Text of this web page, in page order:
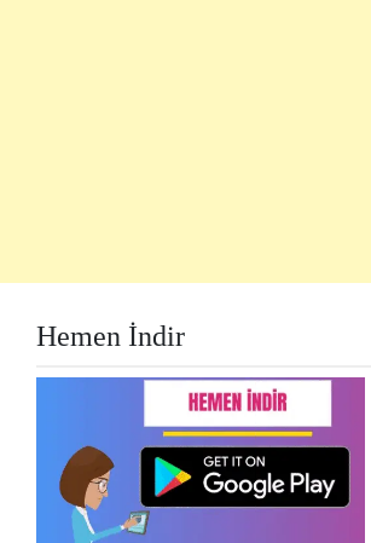
Hemen İndir